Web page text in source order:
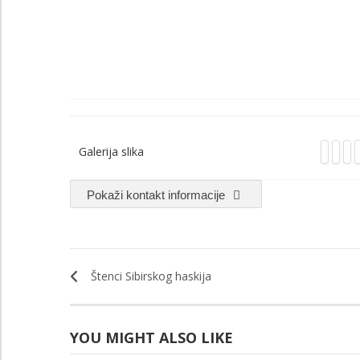
Galerija slika
Pokaži kontakt informacije
Štenci Sibirskog haskija
YOU MIGHT ALSO LIKE